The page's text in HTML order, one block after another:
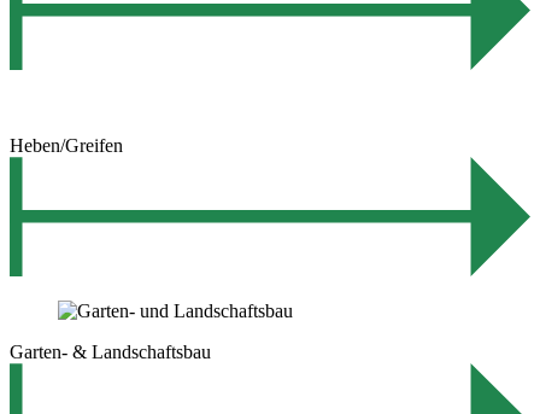
Heben/Greifen
Garten- & Landschaftsbau